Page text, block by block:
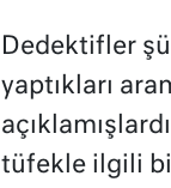
Dedektifler
yaptıkları
tüfekle ilgili